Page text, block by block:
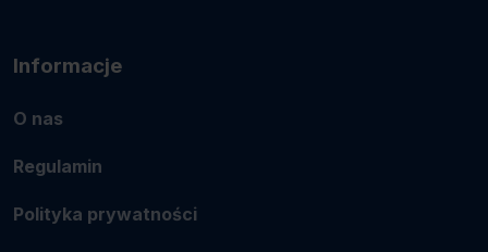
Informacje
O nas
Regulamin
Polityka prywatności